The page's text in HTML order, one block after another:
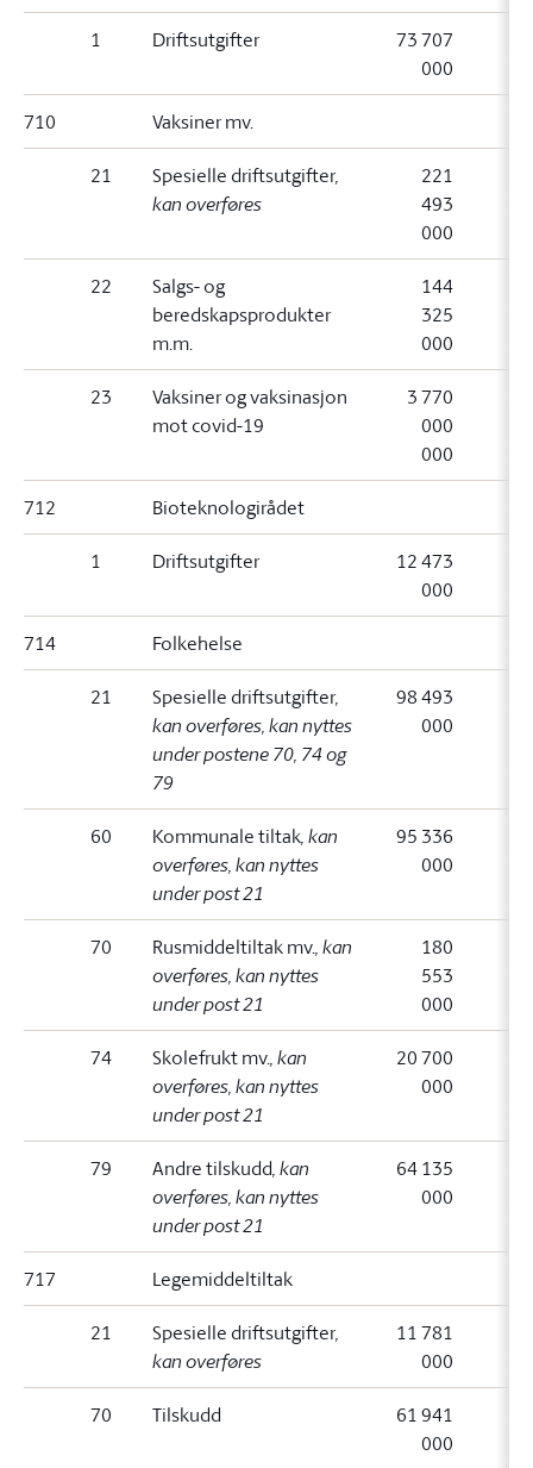
1 Driftsutgifter
73 707
000
710 Vaksiner mv.
21 Spesielle driftsutgifter,
kan overføres
221
493
000
22
Salgs- og
beredskapsprodukter
m.m.
144
325
000
23
Vaksiner og vaksinasjon
mot covid-19
3 770
000
000
712 Bioteknologirådet
1 Driftsutgifter
12 473
000
714 Folkehelse
21 Spesielle driftsutgifter,
kan overføres, kan nyttes
under postene 70, 74 og
79
98 493
000
60 Kommunale tiltak, kan
overføres, kan nyttes
under post 21
95 336
000
70 Rusmiddeltiltak mv., kan
overføres, kan nyttes
under post 21
180
553
000
74 Skolefrukt mv., kan
overføres, kan nyttes
under post 21
20 700
000
79 Andre tilskudd, kan
overføres, kan nyttes
under post 21
64 135
000
717 Legemiddeltiltak
21 Spesielle driftsutgifter,
kan overføres
11 781
000
70 Tilskudd
61 941
000